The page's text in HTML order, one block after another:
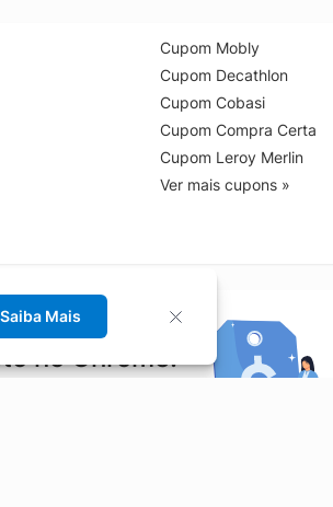
Cupom Mobly
Cupom Decathlon
Cupom Cobasi
Cupom Compra Certa
Cupom Leroy Merlin
Ver mais cupons »
no Chrome!
Saiba Mais